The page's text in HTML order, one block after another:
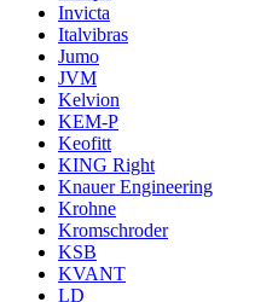
Invicta
Italvibras
Jumo
JVM
Kelvion
KEM-P
Keofitt
KING Right
Knauer Engineering
Krohne
Kromschroder
KSB
KVANT
LD